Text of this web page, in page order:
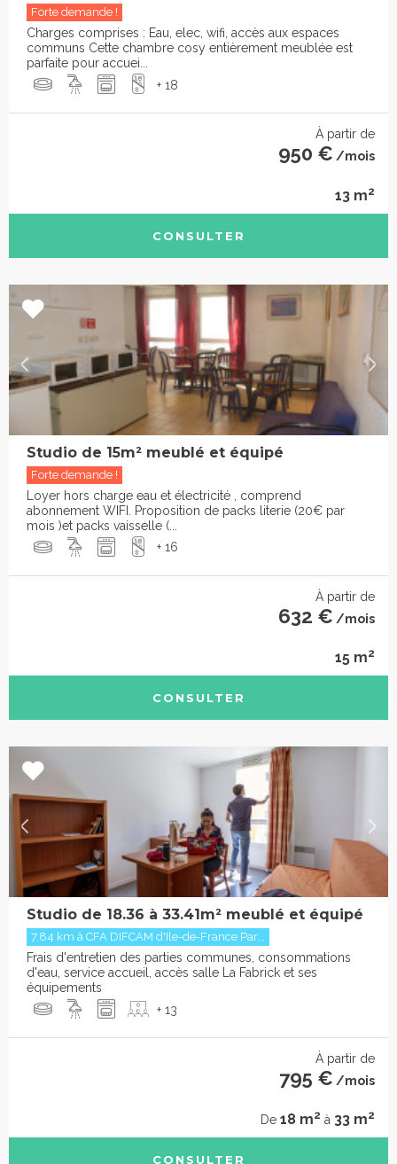
Forte demande !
Charges comprises : Eau, elec, wifi, accès aux espaces
communs Cette chambre cosy entièrement meublée est
parfaite pour accuei...
+ 18
À partir de
950 € /mois
13 m2
CONSULTER
Studio de 15m² meublé et équipé
Forte demande !
Loyer hors charge eau et électricité , comprend
abonnement WIFI. Proposition de packs literie (20€ par
mois )et packs vaisselle (...
+ 16
À partir de
632 € /mois
15 m2
CONSULTER
Studio de 18.36 à 33.41m² meublé et équipé
7.84 km à CFA DIFCAM d'Ile-de-France Par...
Frais d'entretien des parties communes, consommations
d'eau, service accueil, accès salle La Fabrick et ses
équipements
+ 13
À partir de
795 € /mois
De 18 m2 à 33 m2
CONSULTER